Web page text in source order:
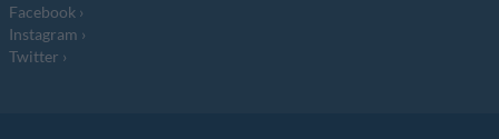
Facebook
Instagram
Twitter